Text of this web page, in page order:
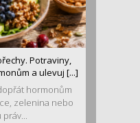
Potraviny,
a ulevuj [...]
hormonům
zelenina nebo